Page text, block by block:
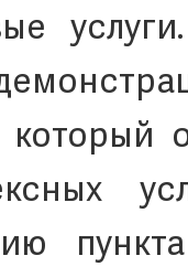
который